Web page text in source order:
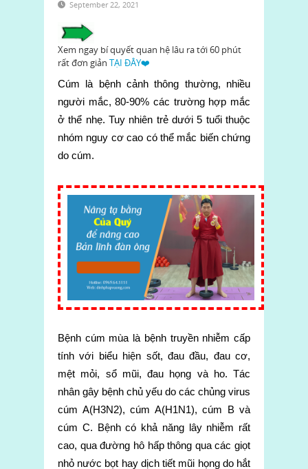
September 22, 2021
Xem ngay bí quyết quan hệ lâu ra tới 60 phút
rất đơn giản TẠI ĐÂY❤️
Cúm là bệnh cảnh thông thường, nhiều
người mắc, 80-90% các trường hợp mắc
ở thể nhẹ. Tuy nhiên trẻ dưới 5 tuổi thuộc
nhóm nguy cơ cao có thể mắc biến chứng
do cúm.
Bệnh cúm mùa là bệnh truyền nhiễm cấp
tính với biểu hiện sốt, đau đầu, đau cơ,
mệt mỏi, sổ mũi, đau họng và ho. Tác
nhân gây bệnh chủ yếu do các chủng virus
cúm A(H3N2), cúm A(H1N1), cúm B và
cúm C. Bệnh có khả năng lây nhiễm rất
cao, qua đường hô hấp thông qua các giọt
nhỏ nước bọt hay dịch tiết mũi họng do hắt